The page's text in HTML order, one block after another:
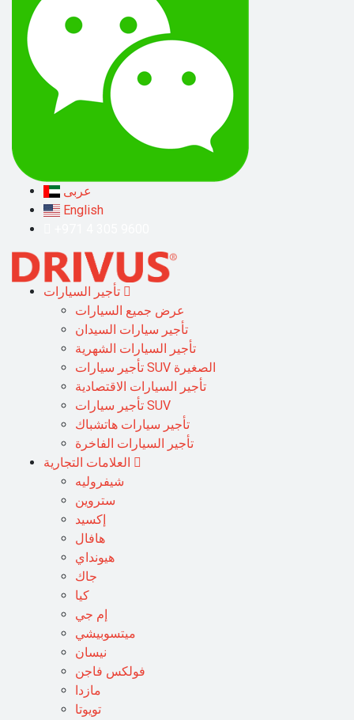
عربى
English
عرض جميع السيارات
تأجير سيارات السيدان
تأجير السيارات الشهرية
تأجير سيارات SUV الصغيرة
تأجير السيارات الاقتصادية
تأجير سيارات SUV
تأجير سيارات هاتشباك
تأجير السيارات الفاخرة
شيفروليه
ستروين
إكسيد
هافال
هيونداي
جاك
كيا
إم جي
ميتسوبيشي
نيسان
فولكس فاجن
مازدا
تويوتا